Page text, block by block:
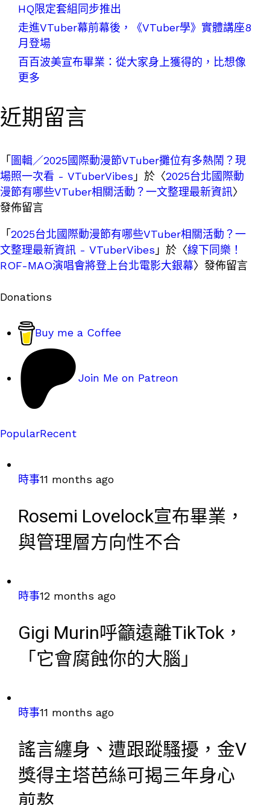
HQ限定套組同步推出
走進VTuber幕前幕後，《VTuber學》實體講座8
月登場
百百波美宣布畢業：從大家身上獲得的，比想像
更多
近期留言
「 圖輯／2025國際動漫節VTuber攤位有多熱鬧？現
場照一次看 - VTuberVibes 」於〈2025台北國際動
漫節有哪些VTuber相關活動？一文整理最新資訊〉
發佈留言
「 2025台北國際動漫節有哪些VTuber相關活動？一
文整理最新資訊 - VTuberVibes 」於〈線下同樂！
ROF-MAO演唱會將登上台北電影大銀幕〉發佈留言
Donations
Buy me a Coffee
Join Me on Patreon
PopularRecent
時事11 months ago
Rosemi Lovelock宣布畢業，
與管理層方向性不合
時事12 months ago
Gigi Murin呼籲遠離TikTok，
「它會腐蝕你的大腦」
時事11 months ago
謠言纏身、遭跟蹤騷擾，金V
獎得主塔芭絲可揭三年身心